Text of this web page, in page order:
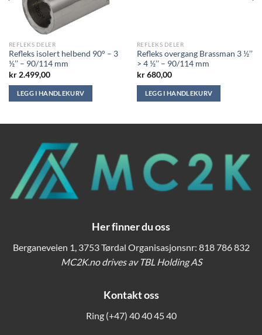
REFLEKS DELER
Refleks isolert helbend 90° – 3
½’’ – 90/114 mm
kr2.499,00
LEGG I HANDLEKURV
REFLEKS DELER
Refleks overgang Brassman 3 ½’’
> 4 ½’’ – 90/114 mm
kr680,00
LEGG I HANDLEKURV
Her finner du oss
Berganeveien 1, 3753 Tørdal Organisasjonsnr: 818 786 832
MC2K.no drives av TBL Holding AS
Kontakt oss
Ring (+47) 40 40 45 40